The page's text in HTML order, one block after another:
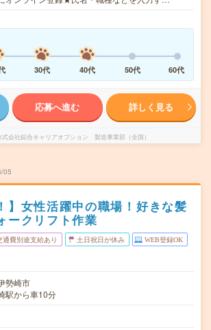
30代 40代 50代 60代
応募へ進む 詳しく見る
式会社綜合キャリアオプション 製造事業部（全国）
05
】女性活躍中の職場！好きな髪
ークリフト作業
通費別途支給あり 土日祝日が休み WEB登録OK
勢崎市
駅から車10分